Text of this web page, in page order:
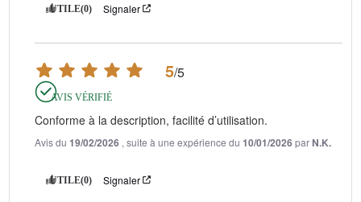
UTILE(0) Signaler
5/5
AVIS VÉRIFIÉ
Conforme à la description, facilité d’utilisation.
Avis du 19/02/2026 , suite à une expérience du 10/01/2026 parN.K.
UTILE(0) Signaler